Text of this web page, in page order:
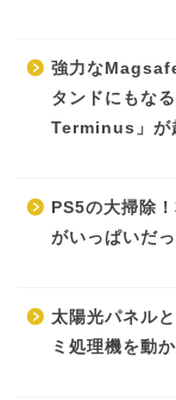
強力な
タンドにもな
Terminus」が
PS5の大掃除
がいっぱいだ
太陽光パネル
ミ処理機を動